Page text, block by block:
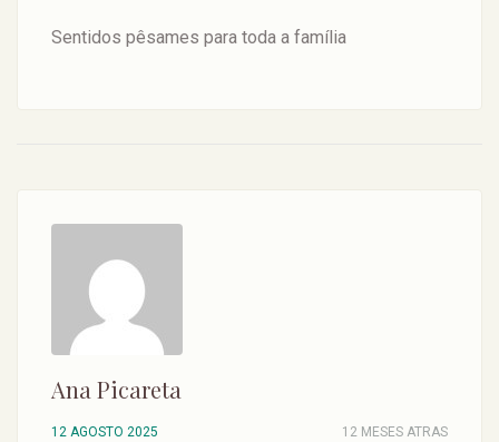
Sentidos pêsames para toda a família
Ana Picareta
12 AGOSTO 2025 12 MESES ATRAS